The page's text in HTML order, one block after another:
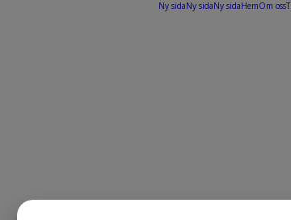
Ny sidaNy sidaNy sidaHemOm oss